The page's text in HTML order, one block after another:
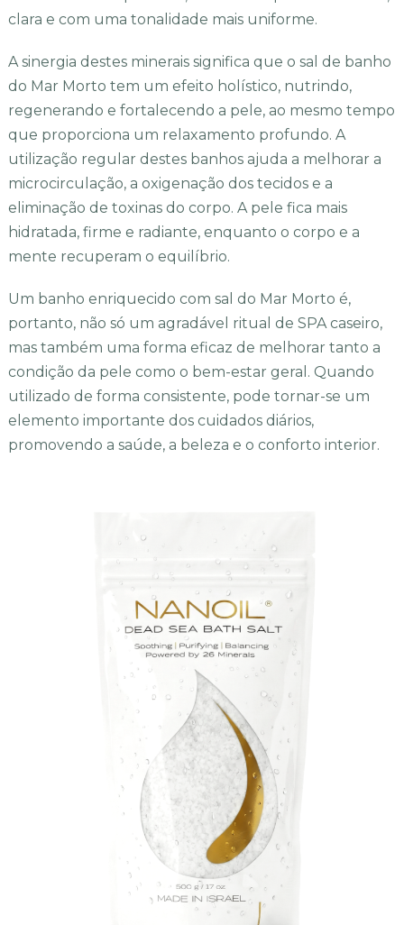
clara e com uma tonalidade mais uniforme.
A sinergia destes minerais significa que o sal de banho
do Mar Morto tem um efeito holístico, nutrindo,
regenerando e fortalecendo a pele, ao mesmo tempo
que proporciona um relaxamento profundo. A
utilização regular destes banhos ajuda a melhorar a
microcirculação, a oxigenação dos tecidos e a
eliminação de toxinas do corpo. A pele fica mais
hidratada, firme e radiante, enquanto o corpo e a
mente recuperam o equilíbrio.
Um banho enriquecido com sal do Mar Morto é,
portanto, não só um agradável ritual de SPA caseiro,
mas também uma forma eficaz de melhorar tanto a
condição da pele como o bem-estar geral. Quando
utilizado de forma consistente, pode tornar-se um
elemento importante dos cuidados diários,
promovendo a saúde, a beleza e o conforto interior.